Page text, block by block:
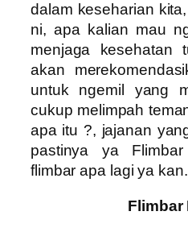
dalam keseharian
ni, apa kalian mau
menjaga kesehatan
akan
untuk ngemil yang
cukup melimpah
apa itu ?, jajanan
pastinya ya
flimbar apa lagi ya kan.
Flimbar